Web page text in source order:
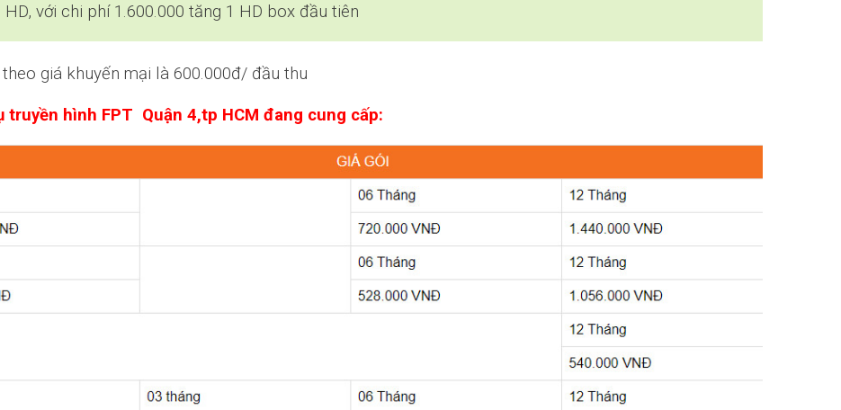
với chi phí 1.600.000 tăng 1 HD box đầu tiên
giá khuyến mại là 600.000đ/ đầu thu
hình FPT Quận 4,tp HCM đang cung cấp: